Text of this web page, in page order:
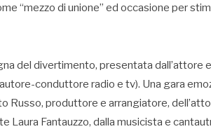
“mezzo di unione” ed occasione per
del divertimento, presentata
conduttore radio e tv). Una gara
Russo, produttore e arrangiatore,
Laura Fantauzzo, dalla musicista e